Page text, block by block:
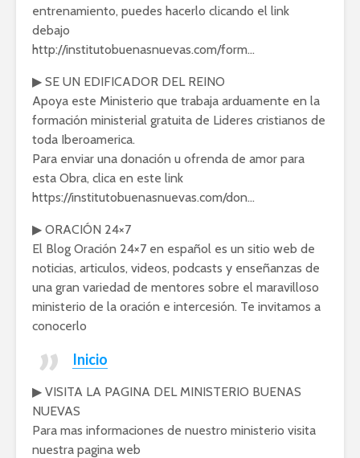
entrenamiento, puedes hacerlo clicando el link
debajo
http://institutobuenasnuevas.com/form…
▶ SE UN EDIFICADOR DEL REINO
Apoya este Ministerio que trabaja arduamente en la
formación ministerial gratuita de Lideres cristianos de
toda Iberoamerica.
Para enviar una donación u ofrenda de amor para
esta Obra, clica en este link
https://institutobuenasnuevas.com/don…
▶ ORACIÓN 24×7
El Blog Oración 24×7 en español es un sitio web de
noticias, articulos, videos, podcasts y enseñanzas de
una gran variedad de mentores sobre el maravilloso
ministerio de la oración e intercesión. Te invitamos a
conocerlo
Inicio
▶ VISITA LA PAGINA DEL MINISTERIO BUENAS
NUEVAS
Para mas informaciones de nuestro ministerio visita
nuestra pagina web